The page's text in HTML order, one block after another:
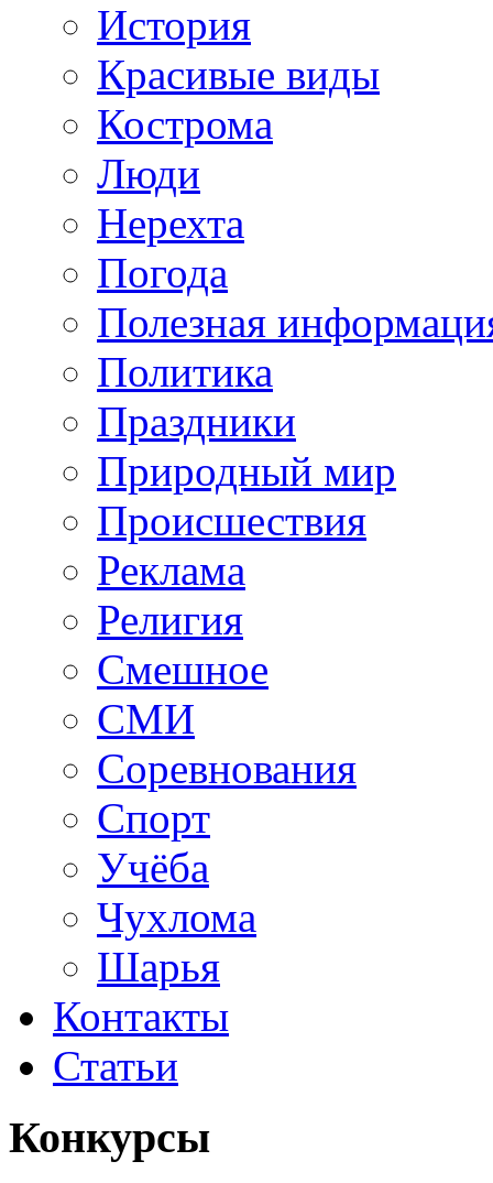
История
Красивые виды
Кострома
Люди
Нерехта
Погода
Полезная
Политика
Праздники
Природный мир
Происшествия
Реклама
Религия
Смешное
СМИ
Соревнования
Спорт
Учёба
Чухлома
Шарья
Контакты
Статьи
Конкурсы